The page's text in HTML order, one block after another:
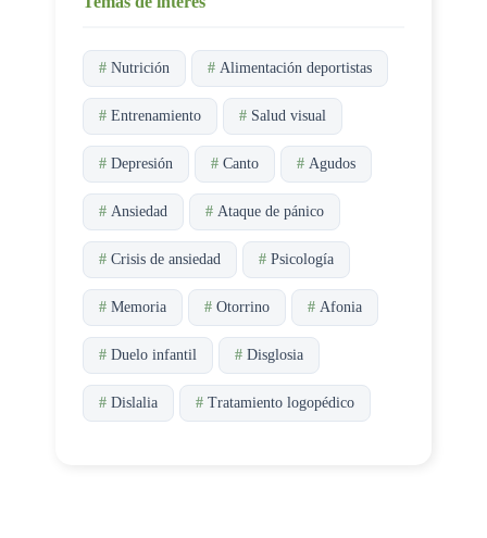
# Nutrición # Alimentación deportistas
# Entrenamiento # Salud visual
# Depresión # Canto # Agudos
# Ansiedad # Ataque de pánico
# Crisis de ansiedad # Psicología
# Memoria # Otorrino # Afonia
# Duelo infantil # Disglosia
# Dislalia # Tratamiento logopédico